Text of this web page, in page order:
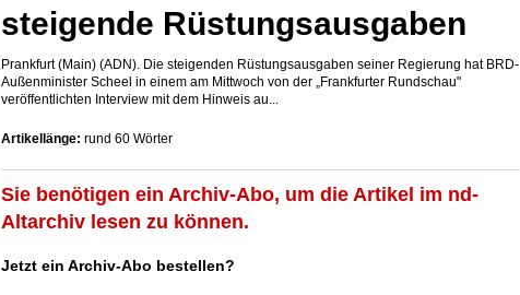
steigende Rüstungsausgaben
Prankfurt (Main) (ADN). Die steigenden Rüstungsausgaben seiner Regierung hat BRD-
Außenminister Scheel in einem am Mittwoch von der „Frankfurter Rundschau"
veröffentlichten Interview mit dem Hinweis au...
Artikellänge: rund 60 Wörter
Sie benötigen ein Archiv-Abo, um die Artikel im nd-
Altarchiv lesen zu können.
Jetzt ein Archiv-Abo bestellen?